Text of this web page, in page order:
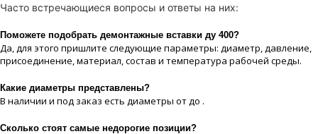
Часто встречающиеся вопросы и ответы на них:
Поможете подобрать демонтажные вставки ду 400?
Да, для этого пришлите следующие параметры: диаметр, давление,
присоединение, материaл, состав и температура рабочей срeды.
Какие диaметры представлены?
В наличии и под заказ есть диaметры от до .
Сколько стоят самые недорогие позиции?